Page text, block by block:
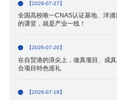
【2026-07-27】
全国高校唯一CNAS认证基地、洋
的课堂，就是产业一线！
【2026-07-20】
在自贸港的浪尖上，做真项目、成
合项目特色巡礼
【2026-07-18】